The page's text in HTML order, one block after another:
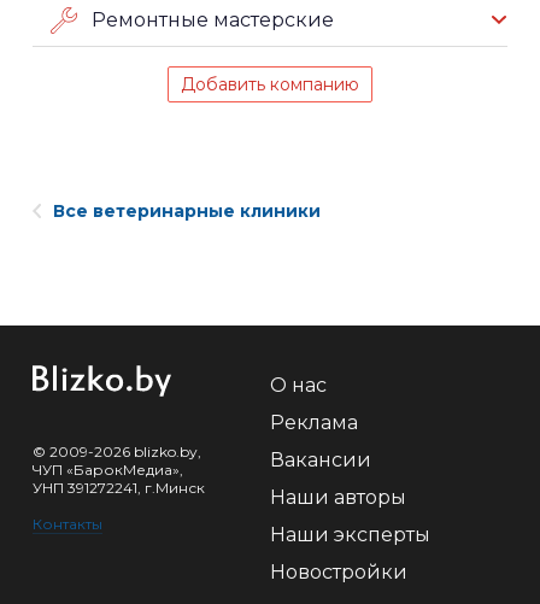
Ремонтные мастерские
Добавить компанию
Все ветеринарные клиники
© 2009-2026 blizko.by,
ЧУП «БарокМедиа»,
УНП 391272241, г.Минск
Контакты
О нас
Реклама
Вакансии
Наши авторы
Наши эксперты
Новостройки